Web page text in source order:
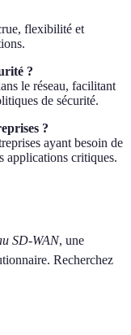
flexibilité et
?
le réseau, facilitant
de sécurité.
?
ayant besoin de
applications critiques.
SD-WAN, une
Recherchez